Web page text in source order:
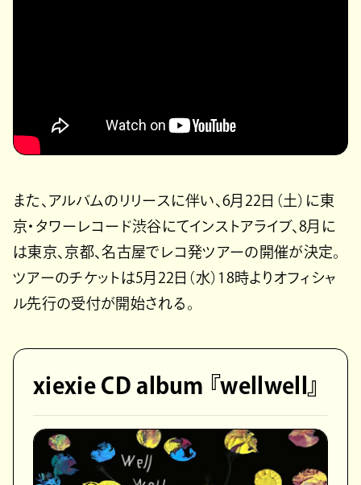
また、アルバムのリリースに伴い、6月22日（土）に東
京・タワーレコード渋谷にてインストアライブ、8月に
は東京、京都、名古屋でレコ発ツアーの開催が決定。
ツアーのチケットは5月22日（水）18時よりオフィシャ
ル先行の受付が開始される。
xiexie CD album 『wellwell』